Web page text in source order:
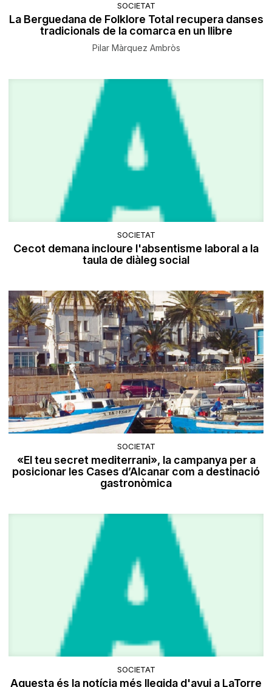
SOCIETAT
La Berguedana de Folklore Total recupera danses
tradicionals de la comarca en un llibre
Pilar Màrquez Ambròs
SOCIETAT
Cecot demana incloure l'absentisme laboral a la
taula de diàleg social
SOCIETAT
«El teu secret mediterrani», la campanya per a
posicionar les Cases d’Alcanar com a destinació
gastronòmica
SOCIETAT
Aquesta és la notícia més llegida d'avui a LaTorre